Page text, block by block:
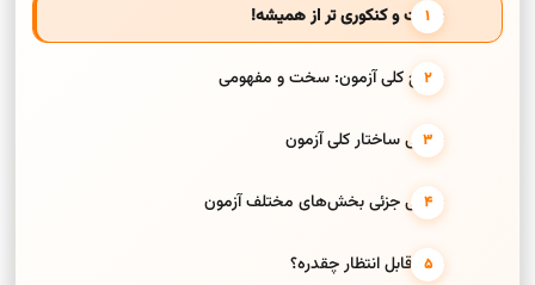
سخت و کنکوری تر از همیشه!
سطح کلی آزمون: سخت و مفهومی
بررسی ساختار کلی آزمون
بررسی جزئی بخش‌های مختلف آزمون
نمره قابل انتظار چقدره؟